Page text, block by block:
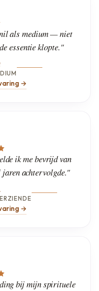
als medium — niet
essentie klopte."
→
ik me bevrijd van
jaren achtervolgde."
→
bij mijn spirituele